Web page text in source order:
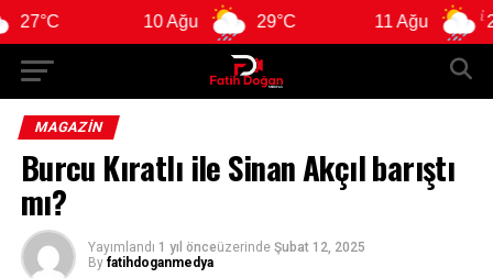
10 Ağu 29°C 11 Ağu 29°C
MAGAZIN
Burcu Kıratlı ile Sinan Akçıl barıştı
mı?
Yayımlandı 1 yıl önceüzerinde Şubat 12, 2025
By fatihdoganmedya